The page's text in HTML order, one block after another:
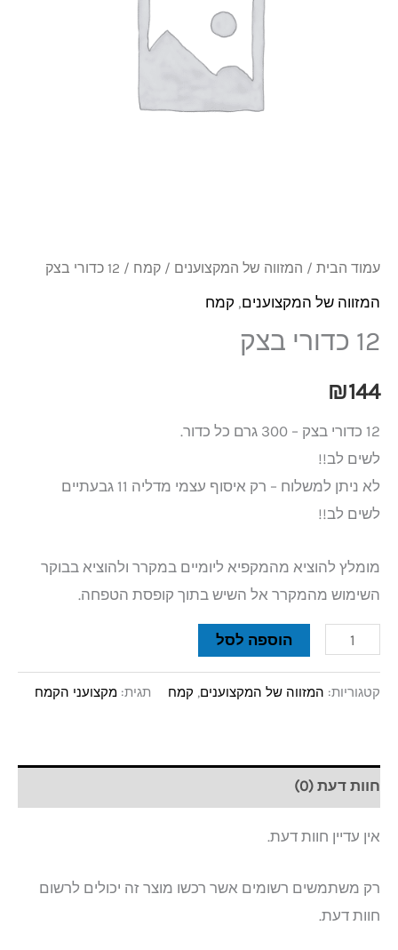
עמוד הבית / המזווה של המקצוענים / קמח / 12 כדורי בצק
המזווה של המקצוענים, קמח
12 כדורי בצק
₪144
12 כדורי בצק – 300 גרם כל כדור.
לשים לב!!
לא ניתן למשלוח – רק איסוף עצמי מדליה 11 גבעתיים
לשים לב!!
מומלץ להוציא מהמקפיא ליומיים במקרר ולהוציא בבוקר
השימוש מהמקרר אל השיש בתוך קופסת הטפחה.
הוספה לסל
קטגוריות: המזווה של המקצוענים, קמח תגית: מקצועני הקמח
חוות דעת (0)
אין עדיין חוות דעת.
רק משתמשים רשומים אשר רכשו מוצר זה יכולים לרשום
חוות דעת.